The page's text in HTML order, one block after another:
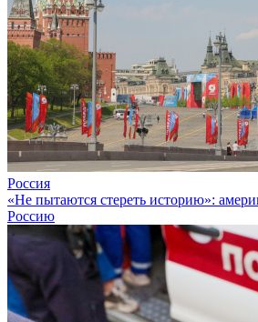
Россия
«Не пытаются стереть историю»:
Россию